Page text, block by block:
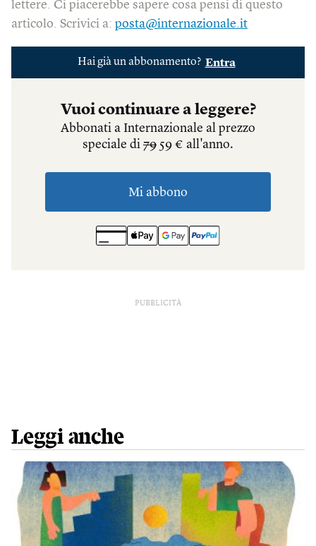
lettere. Ci piacerebbe sapere cosa pensi di questo
articolo. Scrivici a: posta@internazionale.it
PUBBLICITÀ
Leggi anche